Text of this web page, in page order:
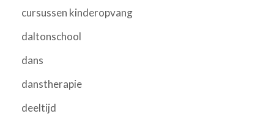
cursussen kinderopvang
daltonschool
dans
danstherapie
deeltijd